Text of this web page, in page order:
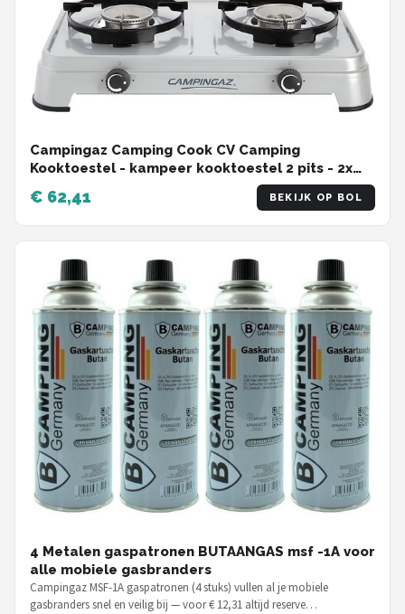
Campingaz Camping Cook CV Camping
Kooktoestel - kampeer kooktoestel 2 pits - 2x
€ 62,41 BEKIJK OP BOL
4 Metalen gaspatronen BUTAANGAS msf -1A voor
alle mobiele gasbranders
Campingaz MSF-1A gaspatronen (4 stuks) vullen al je mobiele
gasbranders snel en veilig bij — voor € 12,31 altijd reserve…